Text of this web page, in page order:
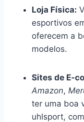
Loja Física:
esportivos
oferecem a
modelos.
Sites de E-
Amazon,
ter uma boa
uhlsport,